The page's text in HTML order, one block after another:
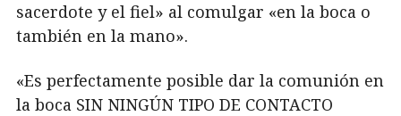
sacerdote y el fiel» al comulgar «en la boca o
también en la mano».
«Es perfectamente posible dar la comunión en
la boca SIN NINGÚN TIPO DE CONTACTO